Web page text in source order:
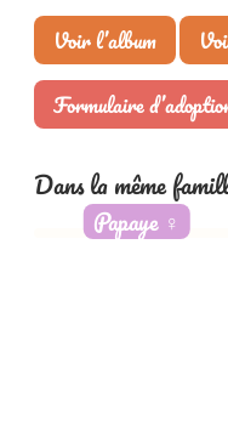
Voir l’album
Formulaire
Dans la même
Papaye ♀️